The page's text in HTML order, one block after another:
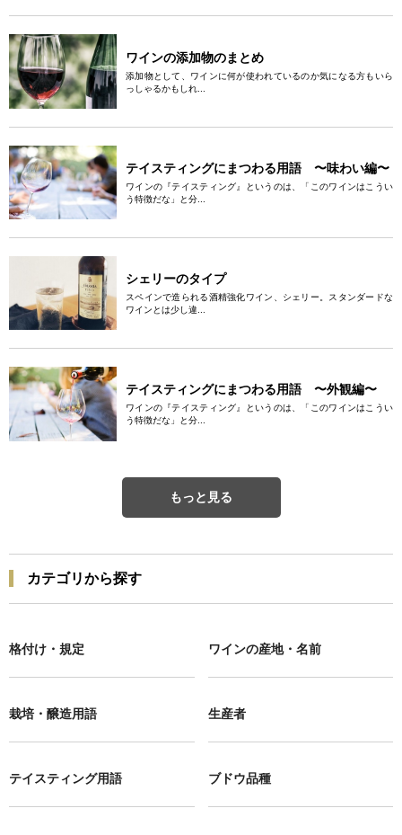
ワインの添加物のまとめ
添加物として、ワインに何が使われているのか気になる方もいら
っしゃるかもしれ...
テイスティングにまつわる用語 〜味わい編〜
ワインの『テイスティング』というのは、「このワインはこうい
う特徴だな」と分...
シェリーのタイプ
スペインで造られる酒精強化ワイン、シェリー。スタンダードな
ワインとは少し違...
テイスティングにまつわる用語 〜外観編〜
ワインの『テイスティング』というのは、「このワインはこうい
う特徴だな」と分...
もっと見る
カテゴリから探す
格付け・規定 ワインの産地・名前
栽培・醸造用語 生産者
テイスティング用語 ブドウ品種